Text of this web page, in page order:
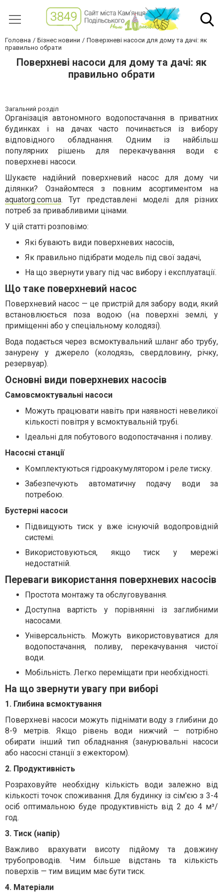
Головна Бізнес новини
Поверхневі насоси для дому та дачі: як
правильно обрати
Поверхневі насоси для дому та дачі: як
правильно обрати
Загальний розділ
Організація автономного водопостачання в приватних
будинках і на дачах часто починається із вибору
відповідного обладнання. Одним із найбільш
популярних рішень для перекачування води є
поверхневі насоси.
Шукаєте надійний поверхневий насос для дому чи
ділянки? Ознайомтеся з повним асортиментом на
aquatorg.com.ua. Тут представлені моделі для різних
потреб за привабливими цінами.
У цій статті розповімо:
Які бувають види поверхневих насосів,
Як правильно підібрати модель під свої задачі,
На що звернути увагу під час вибору і експлуатації.
Що таке поверхневий насос
Поверхневий насос — це пристрій для забору води, який
встановлюється поза водою (на поверхні землі, у
приміщенні або у спеціальному колодязі).
Вода подається через всмоктувальний шланг або трубу,
занурену у джерело (колодязь, свердловину, річку,
резервуар).
Основні види поверхневих насосів
Самовсмоктувальні насоси
Можуть працювати навіть при наявності невеликої
кількості повітря у всмоктувальній трубі.
Ідеальні для побутового водопостачання і поливу.
Насосні станції
Комплектуються гідроакумулятором і реле тиску.
Забезпечують автоматичну подачу води за
потребою.
Бустерні насоси
Підвищують тиск у вже існуючій водопровідній
системі.
Використовуються, якщо тиск у мережі
недостатній.
Переваги використання поверхневих насосів
Простота монтажу та обслуговування.
Доступна вартість у порівнянні із заглибними
насосами.
Універсальність. Можуть використовуватися для
водопостачання, поливу, перекачування чистої
води.
Мобільність. Легко переміщати при необхідності.
На що звернути увагу при виборі
1. Глибина всмоктування
Поверхневі насоси можуть піднімати воду з глибини до
8-9 метрів. Якщо рівень води нижчий — потрібно
обирати інший тип обладнання (занурювальні насоси
або насосні станції з ежектором).
2. Продуктивність
Розраховуйте необхідну кількість води залежно від
кількості точок споживання. Для будинку із сім'єю з 3-4
осіб оптимальною буде продуктивність від 2 до 4 м³/
год.
3. Тиск (напір)
Важливо врахувати висоту підйому та довжину
трубопроводів. Чим більше відстань та кількість
поверхів — тим вищим має бути тиск.
4. Матеріали